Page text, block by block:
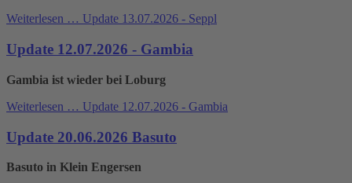
Weiterlesen … Update 13.07.2026 - Seppl
Update 12.07.2026 - Gambia
Gambia ist wieder bei Loburg
Weiterlesen … Update 12.07.2026 - Gambia
Update 20.06.2026 Basuto
Basuto in Klein Engersen